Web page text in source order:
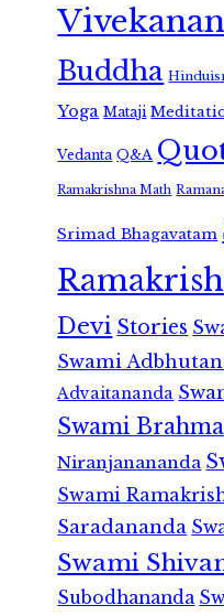
Buddha
Yoga Mataji
Vedanta Q&A
Ramakrishna Math
Srimad Bhagavatam
Devi Stories
Swami
Advaitananda
Swami
Niranjanananda
Swami
Saradananda
Swami
Subodhananda